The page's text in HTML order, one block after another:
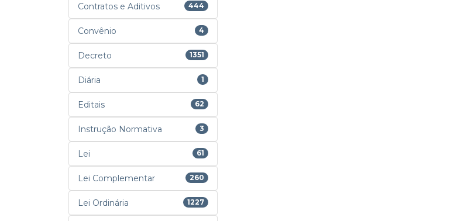
Contratos e Aditivos 444
Convênio 4
Decreto 1351
Diária 1
Editais 62
Instrução Normativa 3
Lei 61
Lei Complementar 260
Lei Ordinária 1227